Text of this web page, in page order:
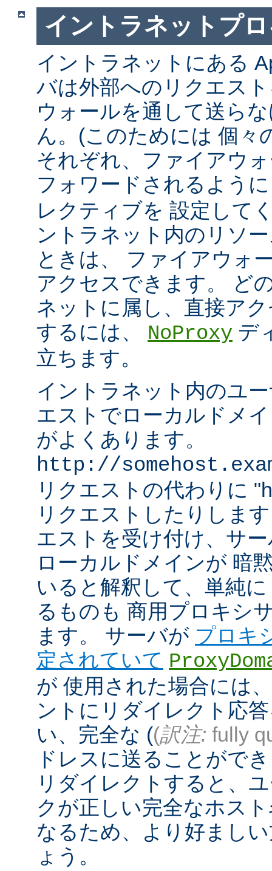
イントラネットプ
イントラネットにある
バは外部へのリクエス
ウォールを通して送ら
ん。(このためには 個々
それぞれ、ファイアウ
フォワードされるよう
レクティブを 設定して
ントラネット内のリソ
ときは、 ファイアウォ
アクセスできます。 ど
ネットに属し、直接ア
するには、 NoProxy デ
立ちます。
イントラネット内のユ
エストでローカルドメ
がよくあります。
http://
リクエストの代わりに
リクエストしたりしま
エストを受け付け、サ
ローカルドメインが 暗
いると解釈して、単純
るものも 商用プロキシ
ます。 サーバが プロキ
定されていて
が 使用された場合には
ントにリダイレクト応
い、完全な ((訳注: fully
ドレスに送ることがで
リダイレクトすると、
クが正しい完全なホス
なるため、より好まし
ょう。